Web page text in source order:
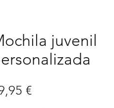
juvenil
€Precio